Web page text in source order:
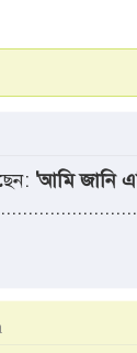
'আমি জানি